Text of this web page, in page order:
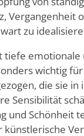
Vergangenheit
zu
tiefe
wichtig für
die sie
Sensibilität
und Schönheit